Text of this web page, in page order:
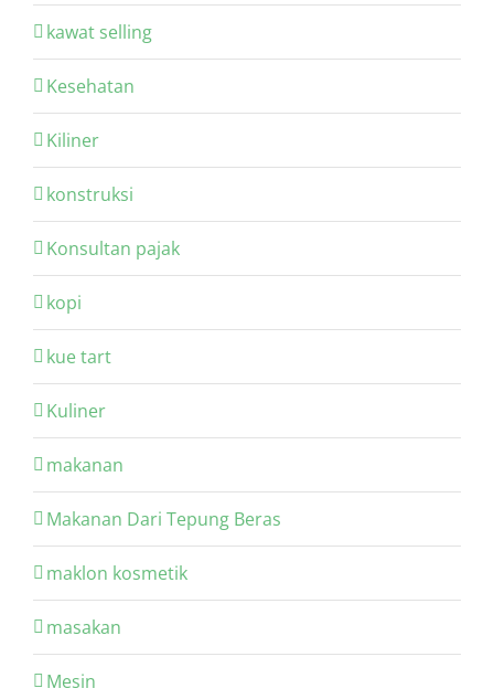
kawat selling
Kesehatan
Kiliner
konstruksi
Konsultan pajak
kopi
kue tart
Kuliner
makanan
Makanan Dari Tepung Beras
maklon kosmetik
masakan
Mesin